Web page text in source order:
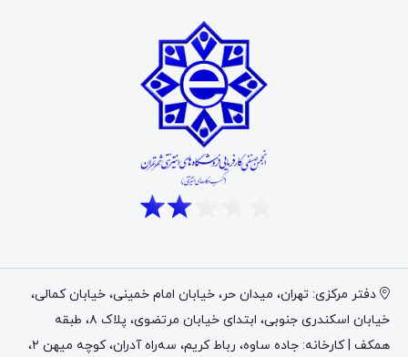
دفتر مرکزی: تهران، میدان حر، خیابان امام خمینی، خیابان کمالی،
خیابان اسکندری جنوبی، ابتدای خیابان مرتضوی، پلاک ۸، طبقه
همکف | کارخانه: جاده ساوه، رباط کریم، سه‌راه آدران، کوچه میهن ۲،